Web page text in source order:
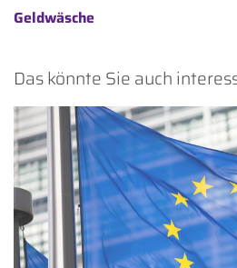
Geldwäsche
Das könnte Sie auch